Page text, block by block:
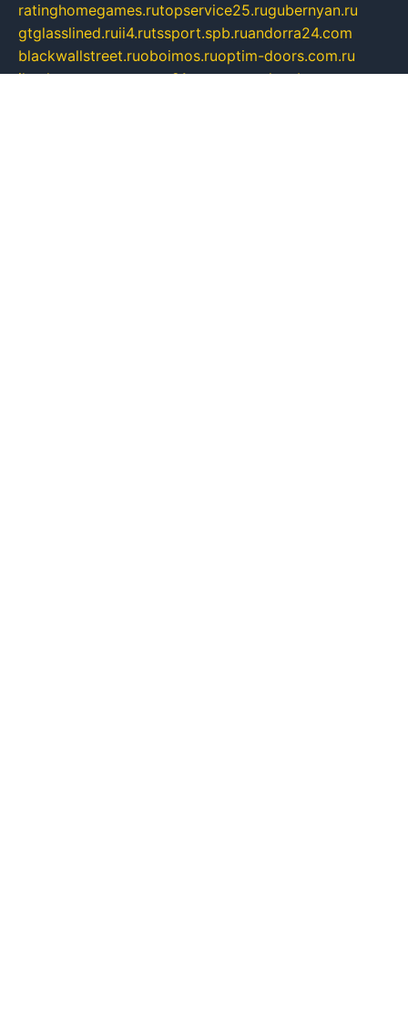
ratinghomegames.rutopservice25.rugubernyan.ru
gtglasslined.ruii4.rutssport.spb.ruandorra24.com
blackwallstreet.ruoboimos.ruoptim-doors.com.ru
ikuch.runycr.org.runpa21.ruvremya-ch.spb.ru